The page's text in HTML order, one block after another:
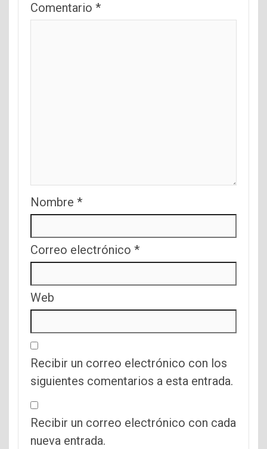
Comentario *
Nombre *
Correo electrónico *
Web
Recibir un correo electrónico con los
siguientes comentarios a esta entrada.
Recibir un correo electrónico con cada
nueva entrada.